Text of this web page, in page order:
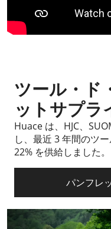
ツール・ド
ットサプラ
Huace は、HJC、
し、最近 3 年間のツ
22% を供給しました。
パンフレ